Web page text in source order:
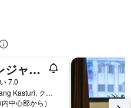
レオ レジャー ホテル @ セントラル マーケット
7.0
6, Jalan Hang Kasturi, クアラルンプール, マレーシア
中心部から）